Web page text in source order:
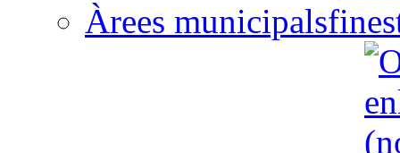
Àrees municipals